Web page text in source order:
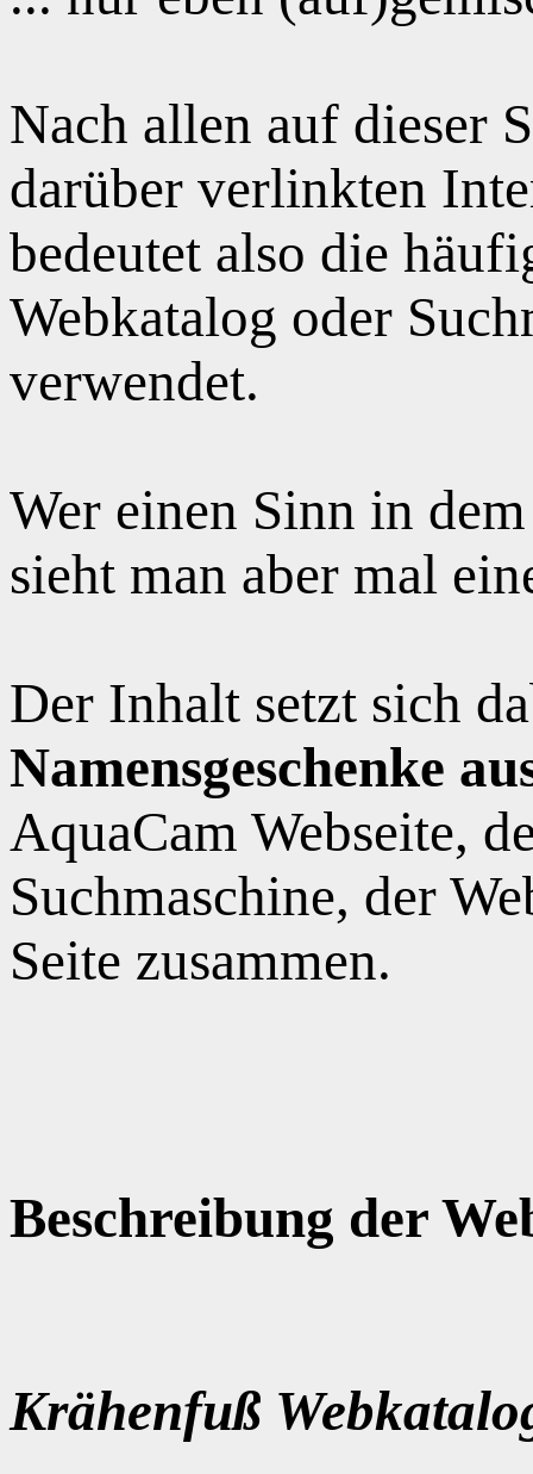
Nach allen auf dieser
darüber verlinkten
bedeutet also die
Webkatalog oder
verwendet.
Wer einen Sinn in
sieht man aber mal
Der Inhalt setzt sich
Namensgeschenke
AquaCam Webseite,
Suchmaschine, der
Seite zusammen.
Beschreibung der
Krähenfuß